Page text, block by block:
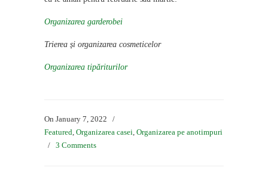
Organizarea garderobei
Trierea și organizarea cosmeticelor
Organizarea tipăriturilor
On January 7, 2022
/
Featured Organizarea casei Organizarea pe anotimpuri
/ 3 Comments